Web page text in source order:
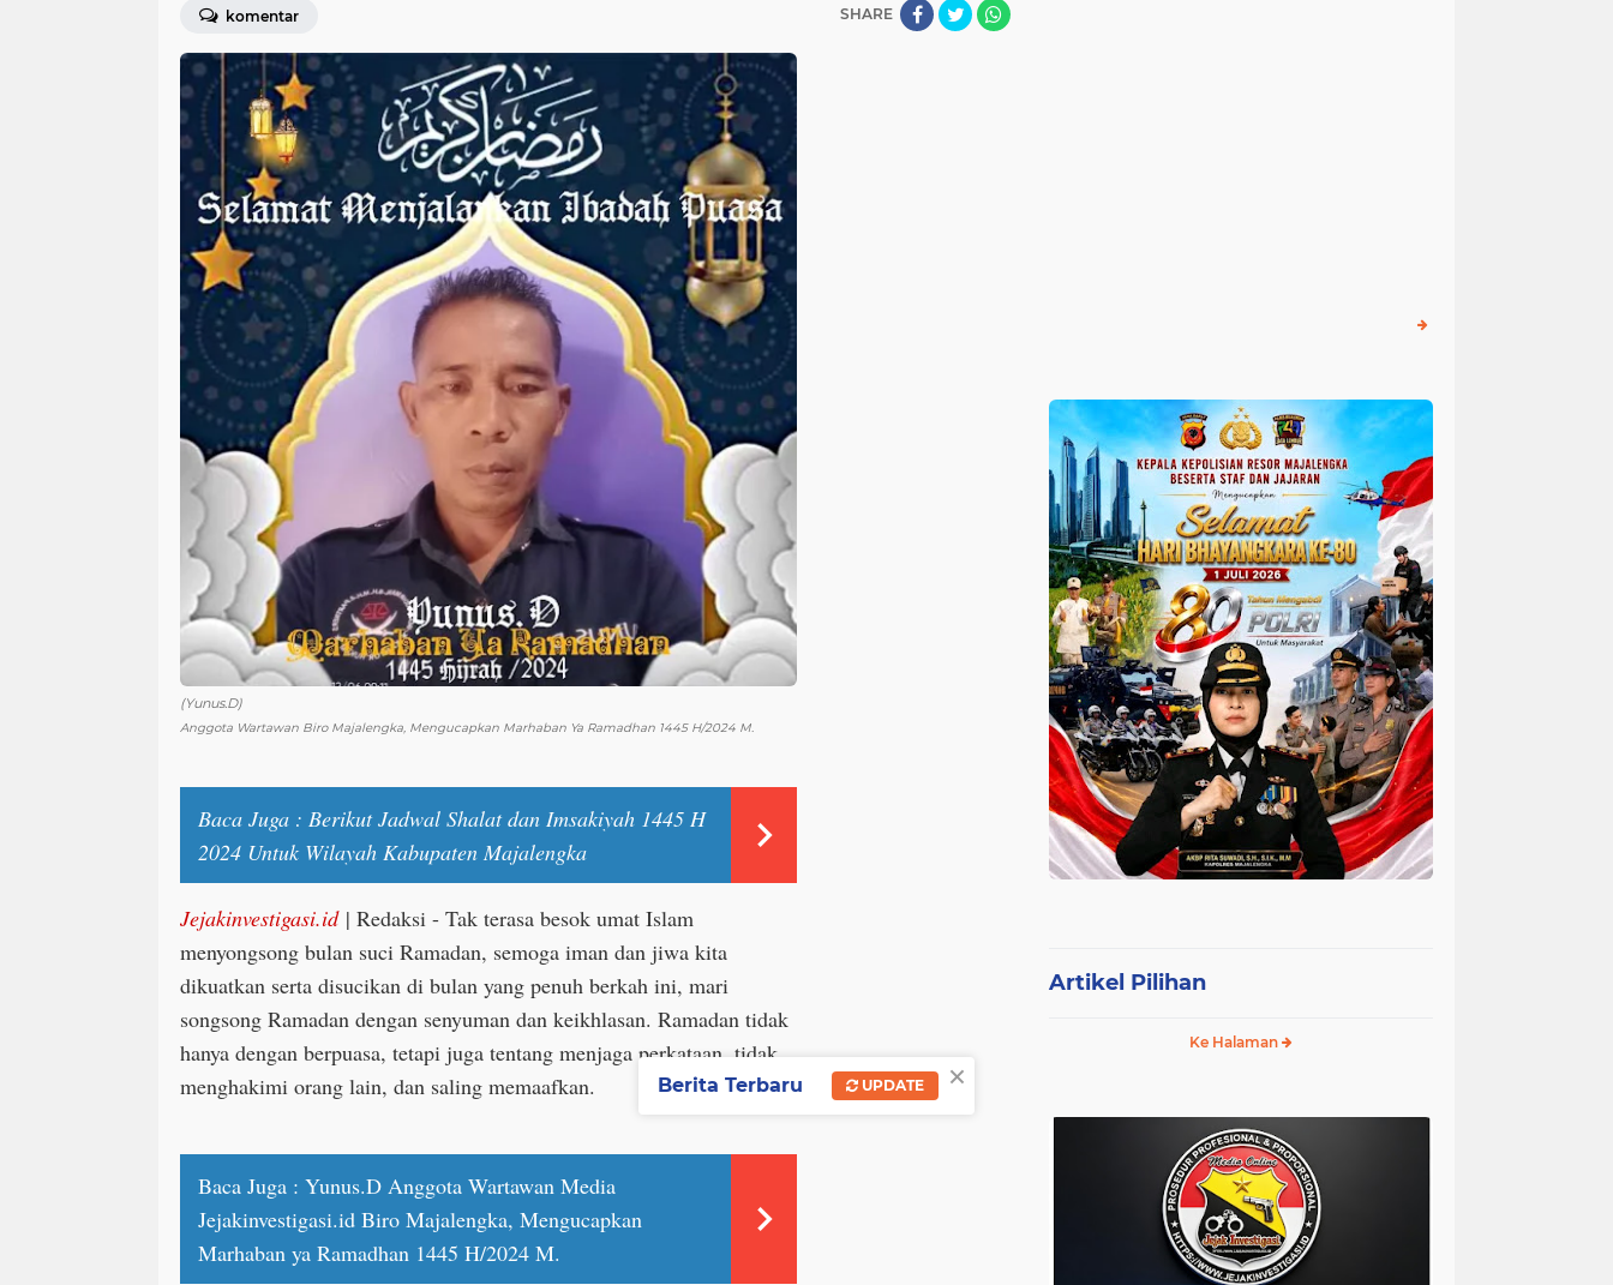
komentar SHARE
(Yunus.D)
Anggota Wartawan Biro Majalengka, Mengucapkan Marhaban Ya Ramadhan 1445 H/2024 M.
Baca Juga : Berikut Jadwal Shalat dan Imsakiyah 1445 H
2024 Untuk Wilayah Kabupaten Majalengka
Jejakinvestigasi.id | Redaksi - Tak terasa besok umat Islam
menyongsong bulan suci Ramadan, semoga iman dan jiwa kita
dikuatkan serta disucikan di bulan yang penuh berkah ini, mari
songsong Ramadan dengan senyuman dan keikhlasan. Ramadan tidak
hanya dengan berpuasa, tetapi juga tentang menjaga perkataan, tidak
menghakimi orang lain, dan saling memaafkan.
Baca Juga : Yunus.D Anggota Wartawan Media
Jejakinvestigasi.id Biro Majalengka, Mengucapkan
Marhaban ya Ramadhan 1445 H/2024 M.
Artikel Pilihan
Ke Halaman
×
Berita Terbaru UPDATE